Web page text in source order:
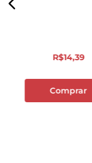
R$14,39
Comprar